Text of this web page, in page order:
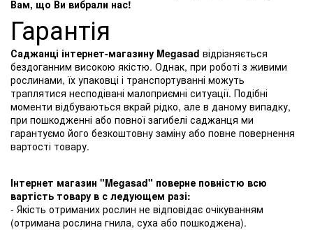
Вам, що Ви вибрали нас!
Гарантія
Саджанці інтернет-магазину Megasad відрізняється
бездоганним високою якістю. Однак, при роботі з живими
рослинами, їх упаковці і транспортуванні можуть
траплятися несподівані малоприємні ситуації. Подібні
моменти відбуваються вкрай рідко, але в даному випадку,
при пошкодженні або повної загибелі саджанця ми
гарантуємо його безкоштовну заміну або повне повернення
вартості товару.
Інтернет магазин "Megasad" поверне повністю всю
вартість товару в с ледующем разі:
- Якість отриманих рослин не відповідає очікуванням
(отримана рослина гнила, суха або пошкоджена).